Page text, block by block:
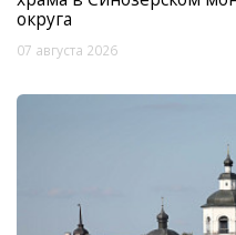
округа
07 августа 2026